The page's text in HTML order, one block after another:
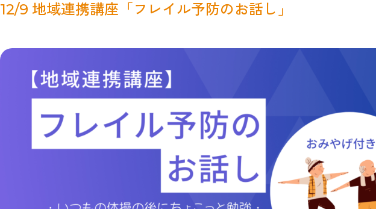
12/9 地域連携講座「フレイル予防のお話し」